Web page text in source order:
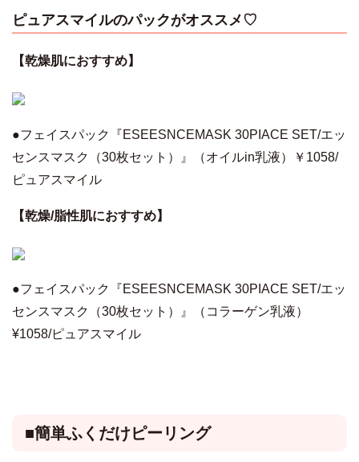
ピュアスマイルのパックがオススメ♡
【乾燥肌におすすめ】
●フェイスパック『ESEESNCEMASK 30PIACE SET/エッ
センスマスク（30枚セット）』（オイルin乳液）￥1058/
ピュアスマイル
【乾燥/脂性肌におすすめ】
●フェイスパック『ESEESNCEMASK 30PIACE SET/エッ
センスマスク（30枚セット）』（コラーゲン乳液）
¥1058/ピュアスマイル
■簡単ふくだけピーリング